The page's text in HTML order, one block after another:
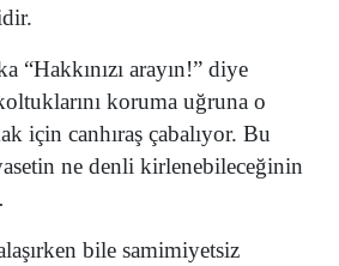
Nevşehir
Niğde
Ordu
Sakarya
“Hakkınızı arayın!” diye
koruma uğruna o
için canhıraş çabalıyor. Bu
ne denli kirlenebileceğinin
bile samimiyetsiz